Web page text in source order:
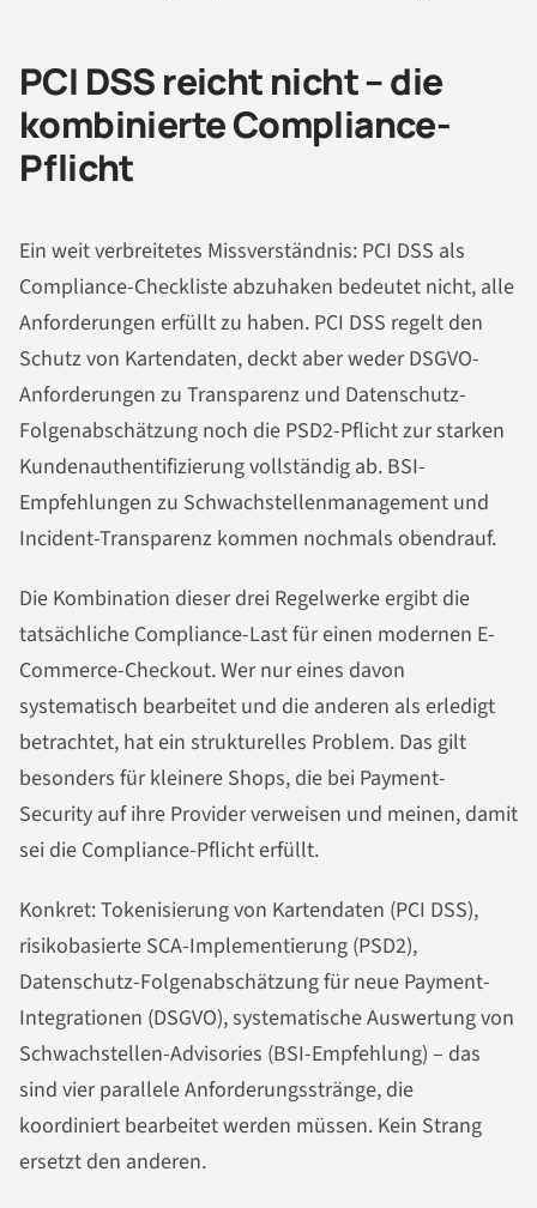
PCI DSS reicht nicht – die
kombinierte Compliance-
Pflicht
Ein weit verbreitetes Missverständnis: PCI DSS als
Compliance-Checkliste abzuhaken bedeutet nicht, alle
Anforderungen erfüllt zu haben. PCI DSS regelt den
Schutz von Kartendaten, deckt aber weder DSGVO-
Anforderungen zu Transparenz und Datenschutz-
Folgenabschätzung noch die PSD2-Pflicht zur starken
Kundenauthentifizierung vollständig ab. BSI-
Empfehlungen zu Schwachstellenmanagement und
Incident-Transparenz kommen nochmals obendrauf.
Die Kombination dieser drei Regelwerke ergibt die
tatsächliche Compliance-Last für einen modernen E-
Commerce-Checkout. Wer nur eines davon
systematisch bearbeitet und die anderen als erledigt
betrachtet, hat ein strukturelles Problem. Das gilt
besonders für kleinere Shops, die bei Payment-
Security auf ihre Provider verweisen und meinen, damit
sei die Compliance-Pflicht erfüllt.
Konkret: Tokenisierung von Kartendaten (PCI DSS),
risikobasierte SCA-Implementierung (PSD2),
Datenschutz-Folgenabschätzung für neue Payment-
Integrationen (DSGVO), systematische Auswertung von
Schwachstellen-Advisories (BSI-Empfehlung) – das
sind vier parallele Anforderungsstränge, die
koordiniert bearbeitet werden müssen. Kein Strang
ersetzt den anderen.